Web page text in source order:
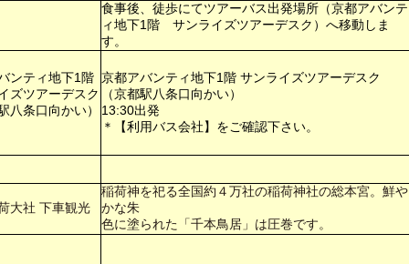
食事後、徒歩にてツアーバス出発場所（京都アバンテ
ィ地下1階 サンライズツアーデスク）へ移動しま
す。
ンティ地下1階
ズツアーデスク
八条口向かい）
京都アバンティ地下1階 サンライズツアーデスク
（京都駅八条口向かい）
13:30出発
＊【利用バス会社】をご確認下さい。
大社 下車観光
稲荷神を祀る全国約４万社の稲荷神社の総本宮。鮮や
かな朱
色に塗られた「千本鳥居」は圧巻です。